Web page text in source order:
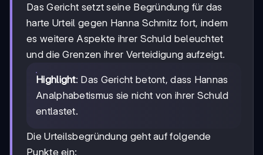
Das Gericht setzt seine Begründung für das
harte Urteil gegen Hanna Schmitz fort, indem
es weitere Aspekte ihrer Schuld beleuchtet
und die Grenzen ihrer Verteidigung aufzeigt.
Highlight: Das Gericht betont, dass Hannas
Analphabetismus sie nicht von ihrer Schuld
entlastet.
Die Urteilsbegründung geht auf folgende
Punkte ein: